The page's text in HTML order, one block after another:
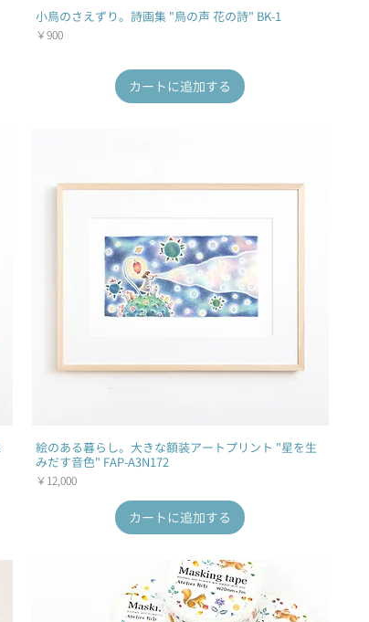
小鳥のさえずり。詩画集 "鳥の声 花の詩" BK-1
価格
￥900
カートに追加する
絵のある暮らし。大きな額装アートプリント "星を生
みだす音色" FAP-A3N172
価格
￥12,000
カートに追加する